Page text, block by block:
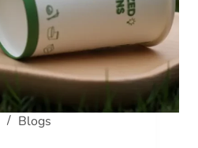
Blogs